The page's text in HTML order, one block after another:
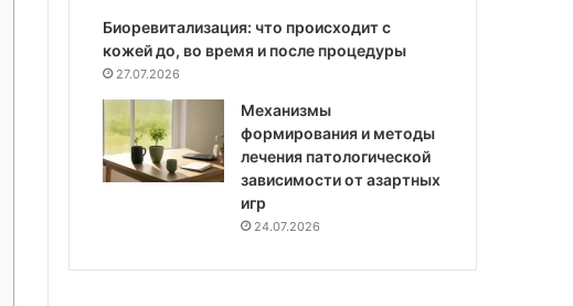
Биоревитализация: что происходит с
кожей до, во время и после процедуры
27.07.2026
Механизмы
формирования и методы
лечения патологической
зависимости от азартных
игр
24.07.2026